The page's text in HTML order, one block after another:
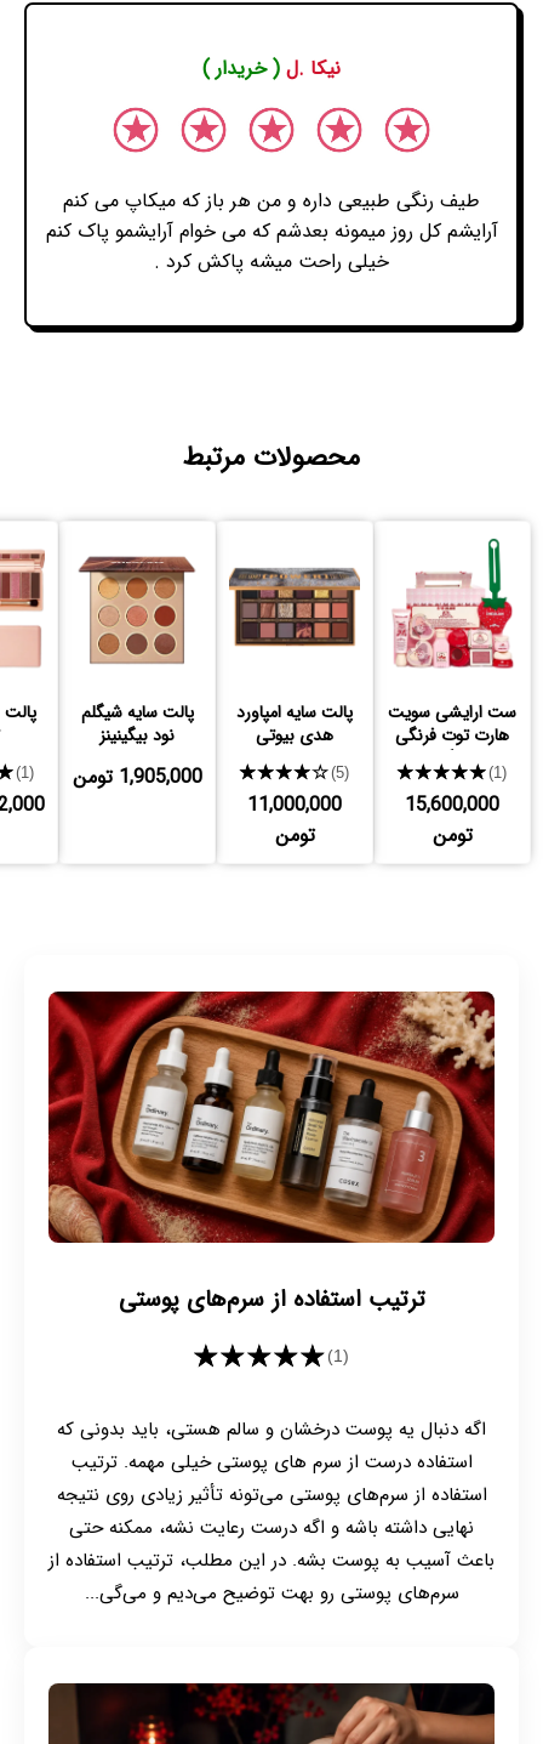
نیکا .ل ( خریدار )
طیف رنگی طبیعی داره و من هر باز که میکاپ می کنم
آرایشم کل روز میمونه بعدشم که می خوام آرایشمو پاک کنم
خیلی راحت میشه پاکش کرد .
محصولات مرتبط
ست ارایشی سویت
هارت توت فرنگی
شیگلم
★★★★★(1)
15,600,000
تومن
پالت سایه امپاورد
هدی بیوتی
★★★★★(5)
11,000,000
تومن
پالت سایه شیگلم
نود بیگینینز
1,905,000 تومن (1)
ترتیب استفاده از سرم‌های پوستی
★★★★★(1)
اگه دنبال یه پوست درخشان و سالم هستی، باید بدونی که
استفاده درست از سرم های پوستی خیلی مهمه. ترتیب
استفاده از سرم‌های پوستی می‌تونه تأثیر زیادی روی نتیجه
نهایی داشته باشه و اگه درست رعایت نشه، ممکنه حتی
باعث آسیب به پوست بشه. در این مطلب، ترتیب استفاده از
سرم‌های پوستی رو بهت توضیح می‌دیم و می‌گی...